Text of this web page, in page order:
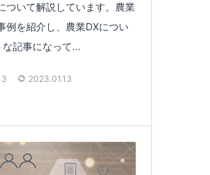
ついて解説しています。農業
例を紹介し、農業DXについ
記事になって...
2023.01.13